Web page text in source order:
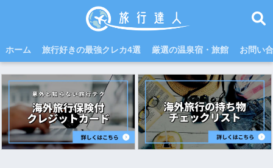
ホーム 旅行好きの最強クレカ4選 厳選の温泉宿・旅館 お問い